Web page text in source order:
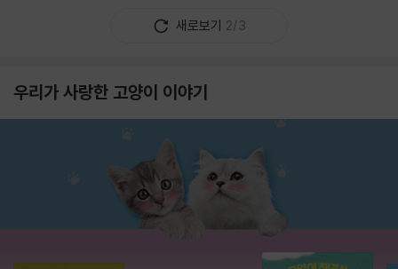
새로보기 2/3
우리가 사랑한 고양이 이야기